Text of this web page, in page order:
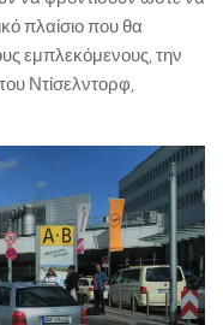
πλαίσιο που θα
εμπλεκόμενους, την
Ντίσελντορφ,